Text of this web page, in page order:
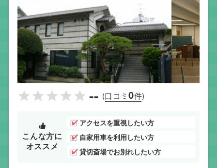
-- (口コミ0件)
こんな方に
オススメ
アクセスを重視したい方
自家用車を利用したい方
貸切斎場でお別れしたい方